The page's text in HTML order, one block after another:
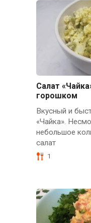
Салат
горошком
Вкусный и
«Чайка».
небольшое
салат
1